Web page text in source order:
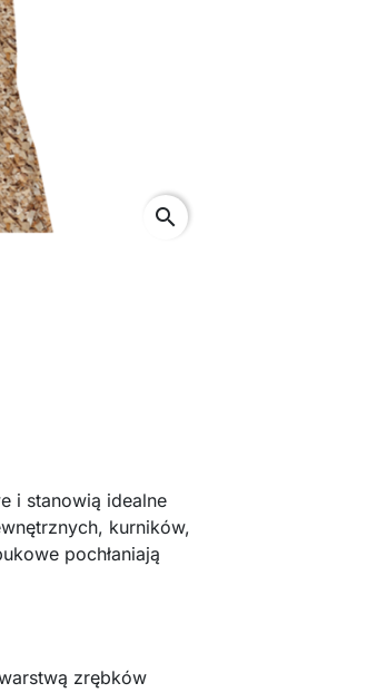
search
i stanowią idealne
kurników,
pochłaniają
zrębków